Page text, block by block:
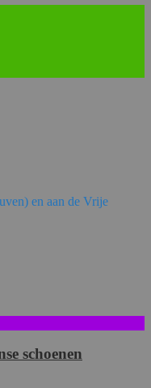
en aan de Vrije
schoenen